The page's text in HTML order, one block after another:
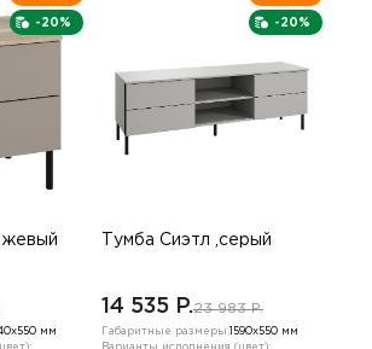
-20%
мм
-20%
Тумба Сиэтл ,серый
14 535 P.23 983 P.
Габаритные размеры: 1590х550 мм
Варианты исполнения (цвет):